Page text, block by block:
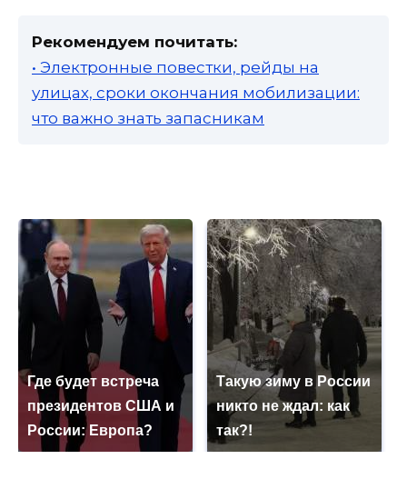
Рекомендуем почитать:
• Электронные повестки, рейды на
улицах, сроки окончания мобилизации:
что важно знать запасникам
Где будет встреча
президентов США и
России: Европа?
Такую зиму в России
никто не ждал: как
так?!